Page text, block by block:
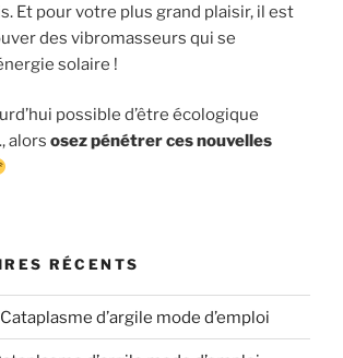
Et pour votre plus grand plaisir, il est
des vibromasseurs qui se
solaire !
possible d’être écologique
alors osez pénétrer ces nouvelles
RÉCENTS
Cataplasme d’argile mode d’emploi